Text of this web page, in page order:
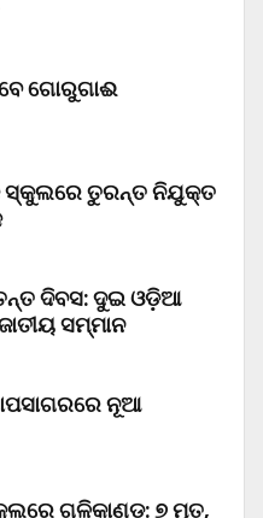
ଗୋରୁଗାଈ
ତୁରନ୍ତ ନିଯୁକ୍ତ
ଦିବସ: ଦୁଇ ଓଡ଼ିଆ
ସମ୍ମାନ
ନୂଆ
ଗୁଳିକାଣ୍ଡ: ୭ ମୃତ,